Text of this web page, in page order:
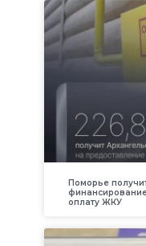
Поморье
оплату ЖКУ